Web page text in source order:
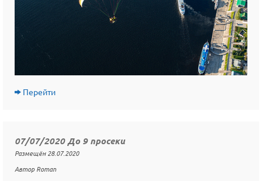
Перейти
07/07/2020 До 9 просеки
Размещён 28.07.2020
Автор Roman